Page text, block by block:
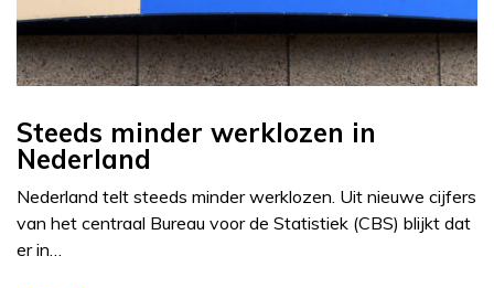
Steeds minder werklozen in
Nederland
Nederland telt steeds minder werklozen. Uit nieuwe cijfers
van het centraal Bureau voor de Statistiek (CBS) blijkt dat
er in…